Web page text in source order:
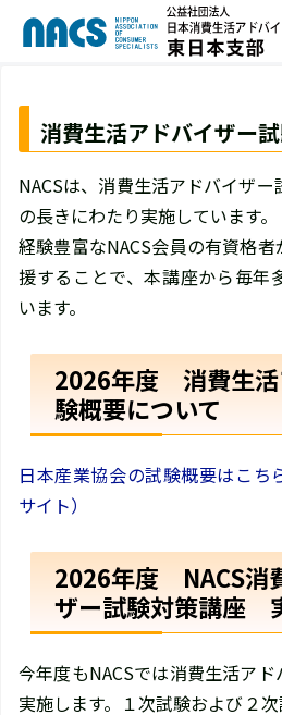
消費生活アドバイザー
NACSは、消費生活アドバイザ
の長きにわたり実施しています。
経験豊富なNACS会員の有資格
援することで、本講座から毎年
います。
2026年度 消費生活
験概要について
日本産業協会の試験概要はこち
サイト）
2026年度 NACS消
ザー試験対策講座
今年度もNACSでは消費生活ア
実施します。１次試験および２